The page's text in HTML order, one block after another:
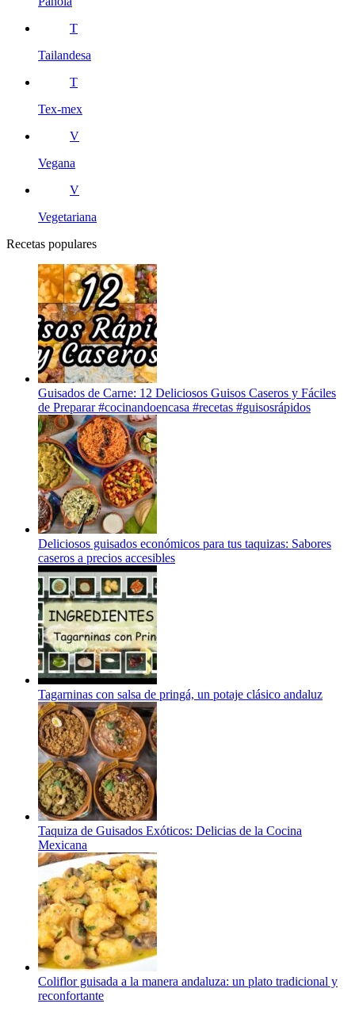
T
Tailandesa
T
Tex-mex
V
Vegana
V
Vegetariana
Recetas populares
Guisados de Carne: 12 Deliciosos Guisos Caseros y Fáciles
de Preparar #cocinandoencasa #recetas #guisosrápidos
Deliciosos guisados económicos para tus taquizas: Sabores
caseros a precios accesibles
Tagarninas con salsa de pringá, un potaje clásico andaluz
Taquiza de Guisados Exóticos: Delicias de la Cocina
Mexicana
Coliflor guisada a la manera andaluza: un plato tradicional y
reconfortante